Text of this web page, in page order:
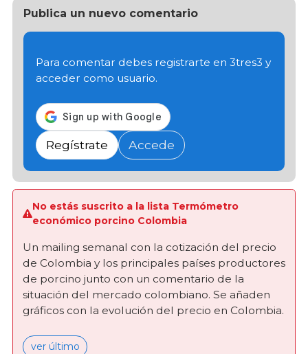
Publica un nuevo comentario
Para comentar debes registrarte en 3tres3 y
acceder como usuario.
Regístrate Accede
No estás suscrito a la lista Termómetro
económico porcino Colombia
Un mailing semanal con la cotización del precio
de Colombia y los principales países productores
de porcino junto con un comentario de la
situación del mercado colombiano. Se añaden
gráficos con la evolución del precio en Colombia.
ver último